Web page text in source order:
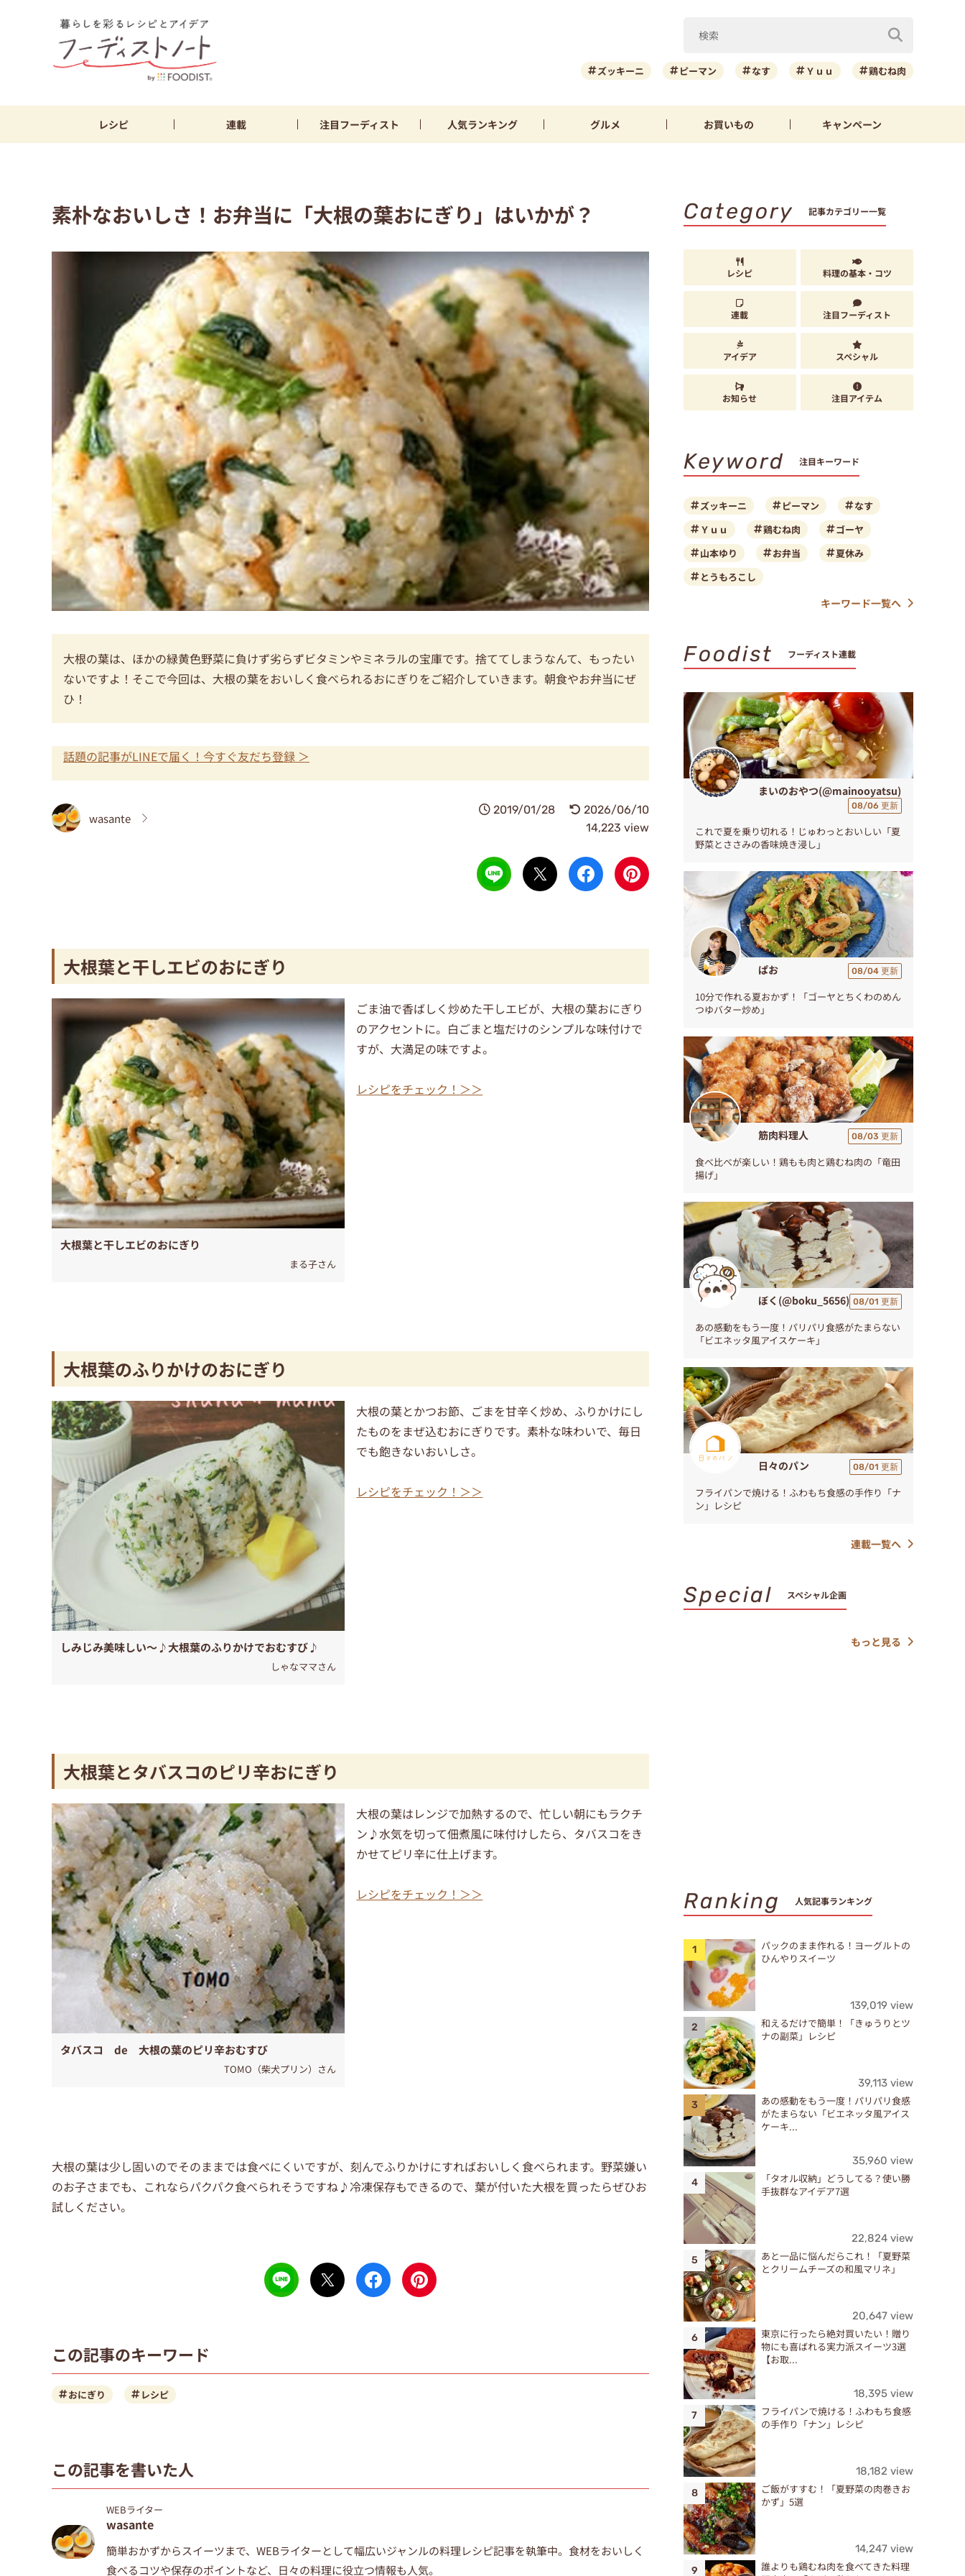
ズッキーニ ピーマン なす Ｙｕｕ 鶏むね肉
レシピ 連載 注目フーディスト 人気ランキング グルメ お買いもの キャンペーン
素朴なおいしさ！お弁当に「大根の葉おにぎり」はいかが？
大根の葉は、ほかの緑黄色野菜に負けず劣らずビタミンやミネラルの宝庫です。捨ててしまうなんて、もったい
ないですよ！そこで今回は、大根の葉をおいしく食べられるおにぎりをご紹介していきます。朝食やお弁当にぜ
ひ！
話題の記事がLINEで届く！今すぐ友だち登録 ＞
wasante
2019/01/28
2026/06/10
14,223 view
大根葉と干しエビのおにぎり
大根葉と干しエビのおにぎり
まる子さん
ごま油で香ばしく炒めた干しエビが、大根の葉おにぎり
のアクセントに。白ごまと塩だけのシンプルな味付けで
すが、大満足の味ですよ。
レシピをチェック！＞＞
大根葉のふりかけのおにぎり
しみじみ美味しい～♪大根葉のふりかけでおむすび♪
しゃなママさん
大根の葉とかつお節、ごまを甘辛く炒め、ふりかけにし
たものをまぜ込むおにぎりです。素朴な味わいで、毎日
でも飽きないおいしさ。
レシピをチェック！＞＞
大根葉とタバスコのピリ辛おにぎり
タバスコ de 大根の葉のピリ辛おむすび
TOMO（柴犬プリン）さん
大根の葉はレンジで加熱するので、忙しい朝にもラクチ
ン♪水気を切って佃煮風に味付けしたら、タバスコをき
かせてピリ辛に仕上げます。
レシピをチェック！＞＞
大根の葉は少し固いのでそのままでは食べにくいですが、刻んでふりかけにすればおいしく食べられます。野菜嫌い
のお子さまでも、これならパクパク食べられそうですね♪冷凍保存もできるので、葉が付いた大根を買ったらぜひお
試しください。
この記事のキーワード
おにぎり レシピ
この記事を書いた人
WEBライター
wasante
簡単おかずからスイーツまで、WEBライターとして幅広いジャンルの料理レシピ記事を執筆中。食材をおいしく
食べるコツや保存のポイントなど、日々の料理に役立つ情報も人気。
Category 記事カテゴリー一覧
レシピ 料理の基本・コツ
連載 注目フーディスト
アイデア スペシャル
お知らせ 注目アイテム
Keyword 注目キーワード
ズッキーニ ピーマン
なす
Ｙｕｕ
鶏むね肉
ゴーヤ
山本ゆり
お弁当
夏休み
とうもろこし
キーワード一覧へ
Foodist フーディスト連載
まいのおやつ(@mainooyatsu)
08/06 更新
これで夏を乗り切れる！じゅわっとおいしい「夏
野菜とささみの香味焼き浸し」
ぱお 08/04 更新
10分で作れる夏おかず！「ゴーヤとちくわのめん
つゆバター炒め」
筋肉料理人 08/03 更新
食べ比べが楽しい！鶏もも肉と鶏むね肉の「竜田
揚げ」
ぼく(@boku_5656) 08/01 更新
あの感動をもう一度！パリパリ食感がたまらない
「ビエネッタ風アイスケーキ」
日々のパン 08/01 更新
フライパンで焼ける！ふわもち食感の手作り「ナ
ン」レシピ
連載一覧へ
Special スペシャル企画
もっと見る
Ranking 人気記事ランキング
パックのまま作れる！ヨーグルトの
ひんやりスイーツ
139,019 view
和えるだけで簡単！「きゅうりとツ
ナの副菜」レシピ
39,113 view
あの感動をもう一度！パリパリ食感
がたまらない「ビエネッタ風アイス
ケーキ...
35,960 view
「タオル収納」どうしてる？使い勝
手抜群なアイデア7選
22,824 view
あと一品に悩んだらこれ！「夏野菜
とクリームチーズの和風マリネ」
20,647 view
東京に行ったら絶対買いたい！贈り
物にも喜ばれる実力派スイーツ3選
【お取...
18,395 view
フライパンで焼ける！ふわもち食感
の手作り「ナン」レシピ
18,182 view
ご飯がすすむ！「夏野菜の肉巻きお
かず」5選
14,247 view
誰よりも鶏むね肉を食べてきた料理